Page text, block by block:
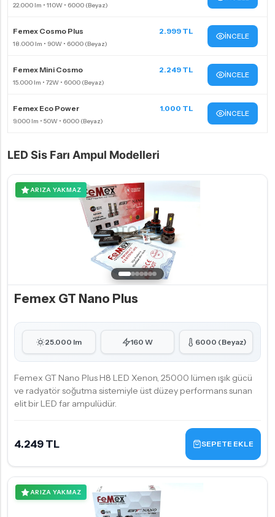
Femex Cosmo Plus 2.999 TL
İNCELE
Femex Mini Cosmo 2.249 TL
İNCELE
Femex Eco Power 1.000 TL
İNCELE
LED Sis Farı Ampul Modelleri
ARIZA YAKMAZ
Femex GT Nano Plus
25.000 lm 160 W 6000 (Beyaz)
Femex GT Nano Plus H8 LED Xenon, 25000 lümen ışık gücü
ve radyatör soğutma sistemiyle üst düzey performans sunan
elit bir LED far ampulüdür.
4.249 TL SEPETE EKLE
ARIZA YAKMAZ